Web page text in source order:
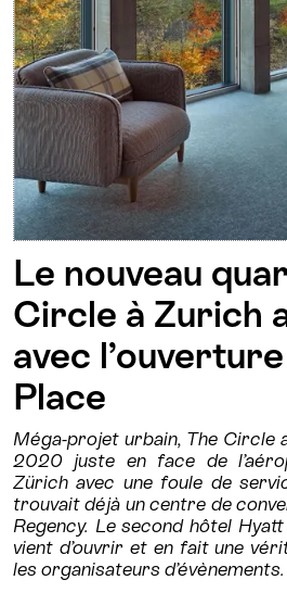
Le nouveau
Circle à Zurich
avec
Place
Méga-projet urbain, The Circle
2020 juste en face de
Zürich avec une foule de
trouvait déjà un centre de
Regency. Le second hôtel
vient d’ouvrir et en fait une
les organisateurs d’évènements.